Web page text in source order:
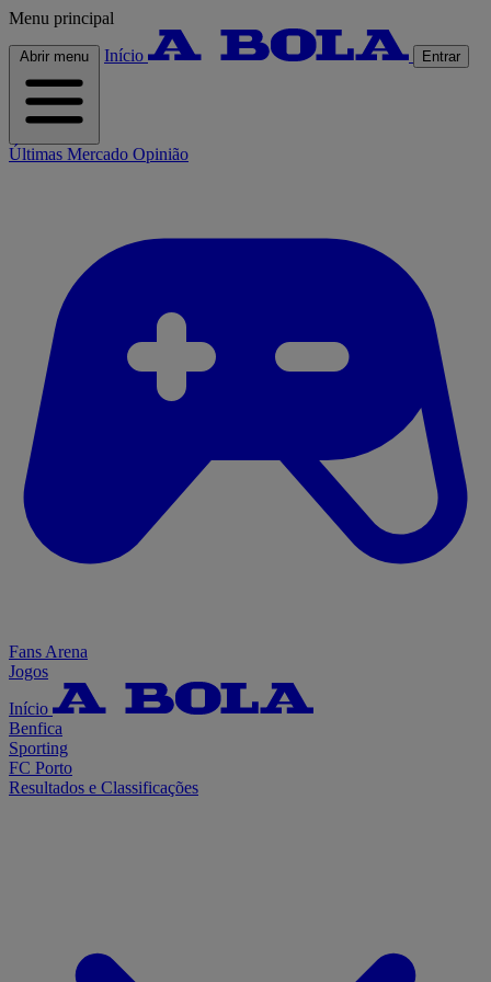
Menu principal
Abrir menu Início Entrar
Últimas Mercado Opinião
Fans Arena
Jogos
Início
Benfica
Sporting
FC Porto
Resultados e Classificações